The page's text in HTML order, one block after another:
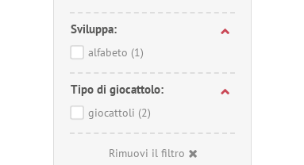
Sviluppa:
alfabeto (1)
Tipo di giocattolo:
giocattoli (2)
Rimuovi il filtro